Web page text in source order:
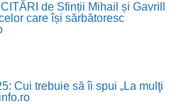
de Sfinții Mihail și Gavrill
care își sărbătoresc
Cui trebuie să îi spui „La mulţi